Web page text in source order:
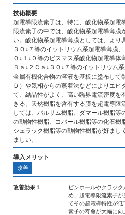
技術概要
超電導限流素子は、特に、酸化物系超電
限流素子の中では、酸化物系超電導薄膜
い。酸化物系超電導薄膜としては、より
３Ｏ↓７等のイットリウム系超電導薄膜
Ｏ↓１↓０等のビスマス系酸化物超電導体
Ｂａ↓２Ｃａ↓３Ｏ↓７等のイットリウム
金属有機化合物の溶液を基板に塗布して
Ｄ）や気相からの蒸着法などによりエピ
て、結晶性がよく、高い臨界電流密度を
きる。天然樹脂を含有する膜を超電導限
しては、バルサム樹脂、ダマール樹脂
の動物性樹脂、コバール樹脂等の化石樹
シェラック樹脂等の動物性樹脂が好まし
ましい。
導入メリット
改善
改善効果１
ピンホールやクラッ
め、超電導限流素子
てその超電導特性が
素子の寿命が大幅に